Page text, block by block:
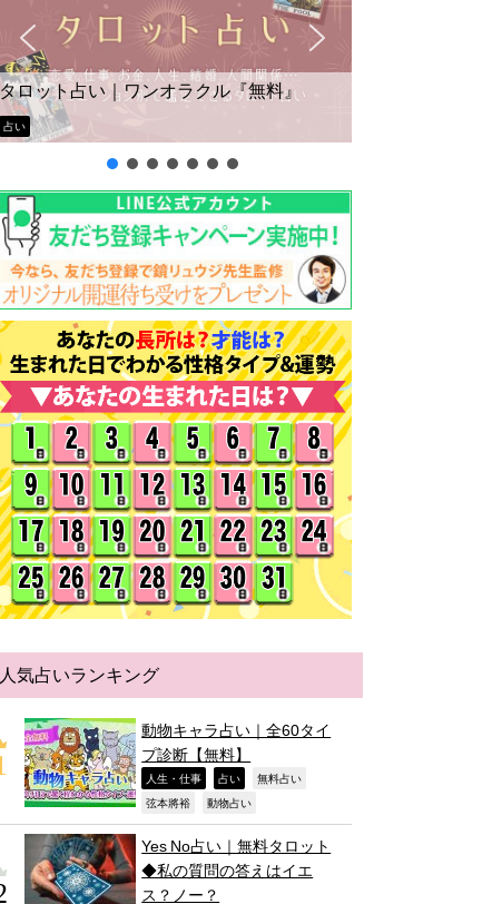
タロット占い｜ワンオラクル『無料』
占い
人気占いランキング
動物キャラ占い｜全60タイ
プ診断【無料】
人生・仕事 占い 無料占い
弦本將裕 動物占い
Yes No占い｜無料タロット
◆私の質問の答えはイエ
ス？ノー？